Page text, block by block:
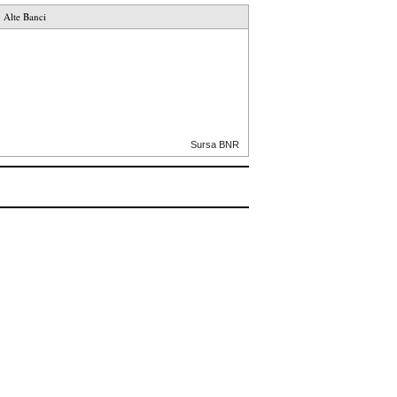
Alte Banci
Sursa BNR